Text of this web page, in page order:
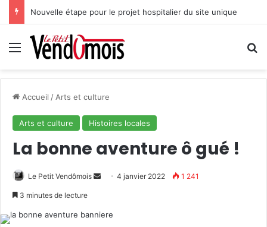
Nouvelle étape pour le projet hospitalier du site unique
Menu
Accueil / Arts et culture
Arts et culture Histoires locales
La bonne aventure ô gué !
Le Petit Vendômois
o
4 janvier 2022 1 241
3 minutes de lecture